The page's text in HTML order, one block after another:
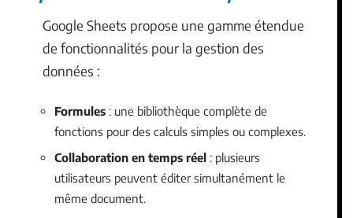
Google Sheets propose une gamme étendue
de fonctionnalités pour la gestion des
données :
Formules : une bibliothèque complète de
fonctions pour des calculs simples ou complexes.
Collaboration en temps réel : plusieurs
utilisateurs peuvent éditer simultanément le
même document.